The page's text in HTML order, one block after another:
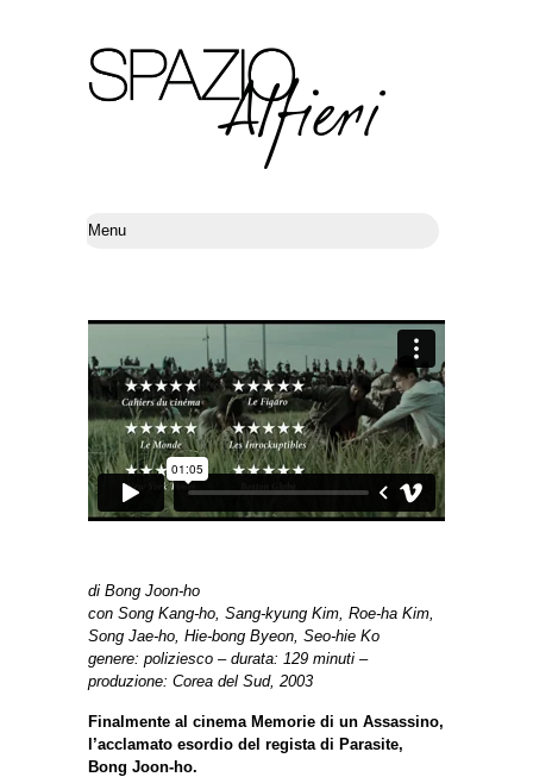
di Bong Joon-ho
con Song Kang-ho, Sang-kyung Kim, Roe-ha Kim,
Song Jae-ho, Hie-bong Byeon, Seo-hie Ko
genere: poliziesco – durata: 129 minuti –
produzione: Corea del Sud, 2003
Finalmente al cinema Memorie di un Assassino,
l’acclamato esordio del regista di Parasite,
Bong Joon-ho.